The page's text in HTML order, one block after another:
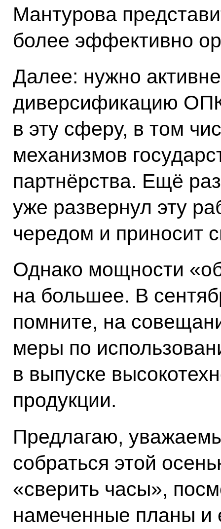
Мантурова
более эффективно
Далее: нужно
диверсификацию
в эту сферу, в том
механизмов
партнёрства. Ещё
уже развернул эту
чередом и приносит
Однако мощности
на большее. В
помните, на
меры по
в выпуске
продукции.
Предлагаю,
собраться этой
«сверить часы»,
намеченные планы и